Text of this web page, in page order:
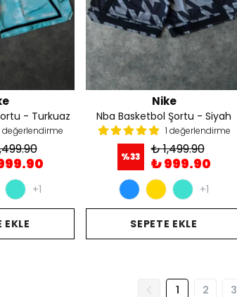
- Turkuaz
değerlendirme
+1
EKLE
Nike
Nba Basketbol Şortu - Siyah
1 değerlendirme
%33 ₺ 1,499.90
₺ 999.90
+1
SEPETE EKLE
1 2 3